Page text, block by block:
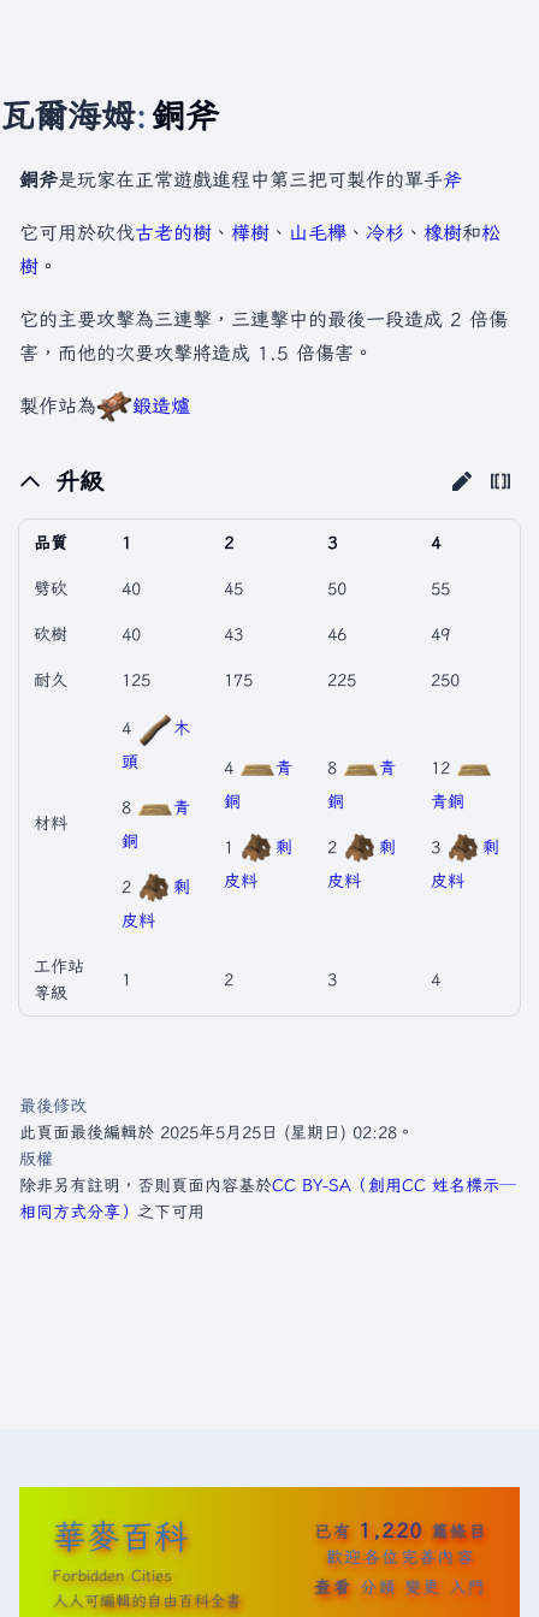
瓦爾海姆:銅斧
銅斧是玩家在正常遊戲進程中第三把可製作的單手斧
它可用於砍伐古老的樹 、 樺樹 、 山毛櫸 、 冷杉 、 橡樹和松
樹 。
它的主要攻擊為三連擊，三連擊中的最後一段造成 2 倍傷
害，而他的次要攻擊將造成 1.5 倍傷害。
製作站為 鍛造爐
升級
品質 1 2 3 4
劈砍 40 45 50 55
砍樹 40 43 46 49
耐久 125 175 225 250
材料
4
木
頭
8
青
銅
2
剩
皮料
4
青
銅
1
剩
皮料
8
青
銅
2
剩
皮料
12
青銅
3
剩
皮料
工作站
等級
1 2 3 4
最後修改
此頁面最後編輯於 2025年5月25日 (星期日) 02:28。
版權
除非另有註明，否則頁面內容基於CC BY-SA（創用CC 姓名標示─
相同方式分享） 之下可用
華麥百科
Forbidden Cities
人人可編輯的自由百科全書
已有 1,220 篇條目
歡迎各位完善內容
查看 分類 變更 入門